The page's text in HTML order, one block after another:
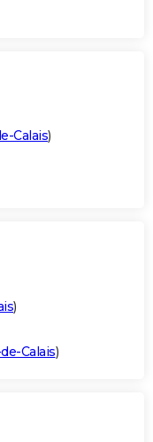
Calais)
)
Calais)